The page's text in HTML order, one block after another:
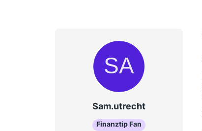
Sam.utrecht
Finanztip Fan